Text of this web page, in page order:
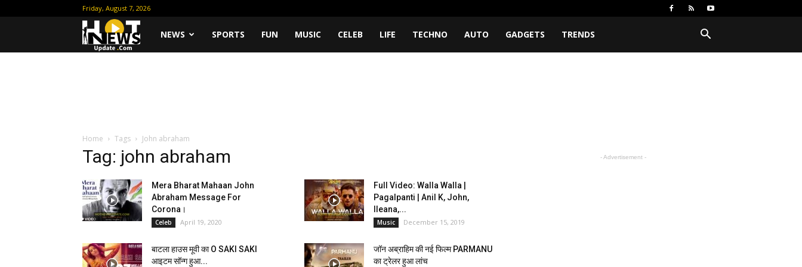
Friday, August 7, 2026
HotNEWS SPORTS FUN MUSIC CELEB LIFE TECHNO AUTO GADGETS TRENDS
Home Tags John abraham
Tag: john abraham
Mera Bharat Mahaan John
Abraham Message For
Corona।
Celeb April 19, 2020
Full Video: Walla Walla |
Pagalpanti | Anil K, John,
Ileana,...
Music December 15, 2019
बाटला हाउस मूवी का O SAKI SAKI
आइटम सॉन्ग हुआ...
जॉन अब्राहिम की नई फिल्म PARMANU
का ट्रेलर हुआ लांच
- Advertisement -